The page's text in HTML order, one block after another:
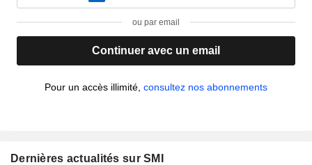
ou par email
Continuer avec un email
Pour un accès illimité, consultez nos abonnements
Dernières actualités sur SMI